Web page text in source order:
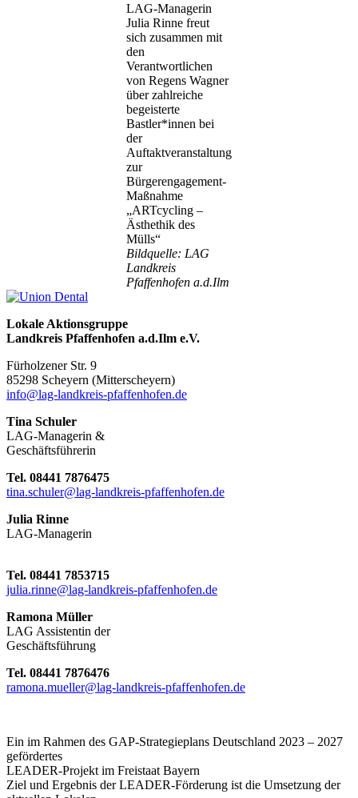
LAG-Managerin
Julia Rinne freut
sich zusammen mit
den
Verantwortlichen
von Regens Wagner
über zahlreiche
begeisterte
Bastler*innen bei
der
Auftaktveranstaltung
zur
Bürgerengagement-
Maßnahme
„ARTcycling –
Ästhethik des
Mülls“
Bildquelle: LAG
Landkreis
Pfaffenhofen a.d.Ilm
Lokale Aktionsgruppe
Landkreis Pfaffenhofen a.d.Ilm e.V.
Fürholzener Str. 9
85298 Scheyern (Mitterscheyern)
info@lag-landkreis-pfaffenhofen.de
Tina Schuler
LAG-Managerin &
Geschäftsführerin
Tel. 08441 7876475
tina.schuler@lag-landkreis-pfaffenhofen.de
Julia Rinne
LAG-Managerin
Tel. 08441 7853715
julia.rinne@lag-landkreis-pfaffenhofen.de
Ramona Müller
LAG Assistentin der
Geschäftsführung
Tel. 08441 7876476
ramona.mueller@lag-landkreis-pfaffenhofen.de
Ein im Rahmen des GAP-Strategieplans Deutschland 2023 – 2027
gefördertes
LEADER-Projekt im Freistaat Bayern
Ziel und Ergebnis der LEADER-Förderung ist die Umsetzung der